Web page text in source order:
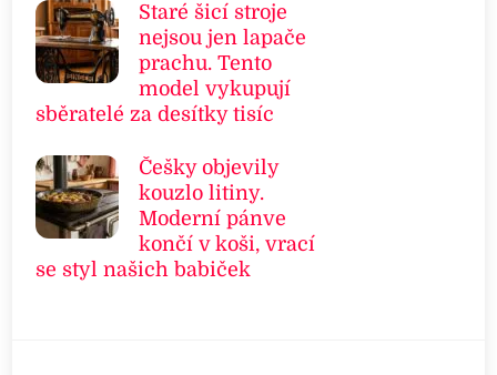
Staré šicí stroje
nejsou jen lapače
prachu. Tento
model vykupují
sběratelé za desítky tisíc
Češky objevily
kouzlo litiny.
Moderní pánve
končí v koši, vrací
se styl našich babiček